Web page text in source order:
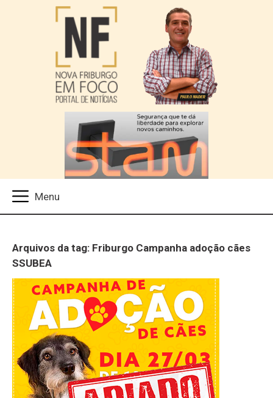
Arquivos da tag: Friburgo Campanha adoção cães
SSUBEA